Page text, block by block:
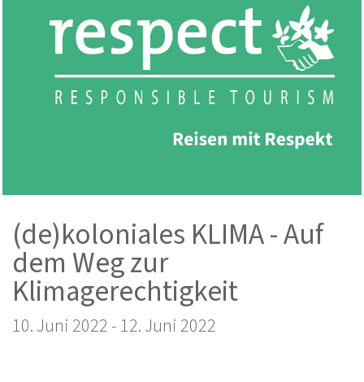
(de)koloniales KLIMA - Auf
dem Weg zur
Klimagerechtigkeit
10. Juni 2022-12. Juni 2022